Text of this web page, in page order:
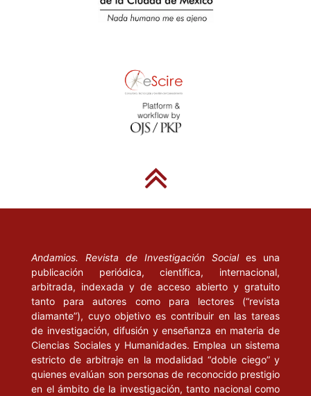
Y. Littunen (coordinadores), Cleavages, Ideologies and Party
York: Oxford University Press.
PASQUINO, G. (2005), “La teoría dei sistema di partito”, en
Gianfranco Pasquino (coordinador), La scienza politica di
ROKKAN, S. (1975), “I voti contano, le risorse decidono”, en
Rivista Italiana di Scienza Politica, vol. v, pp. 167-176.
SARTORI, G. (1976), Parties and party systems. A framework for
analysis. Cambridge: Cambridge University Press.
SCHMITTER, P. (1983), “Intermediazione degli interessi e
governabilità nei regimi contemporanei dell’Europa occidentale e
del America del Nord”, en S. Berger (coordinador),
L’organizazione degli interessi nell Europa occidentale. Bologna: Il
Mulino, pp. 415- 476.
Andamios. Revista de Investigación Social es una
publicación periódica, científica, internacional,
arbitrada, indexada y de acceso abierto y gratuito
tanto para autores como para lectores (“revista
diamante”), cuyo objetivo es contribuir en las tareas
de investigación, difusión y enseñanza en materia de
Ciencias Sociales y Humanidades. Emplea un sistema
estricto de arbitraje en la modalidad “doble ciego” y
quienes evalúan son personas de reconocido prestigio
en el ámbito de la investigación, tanto nacional como